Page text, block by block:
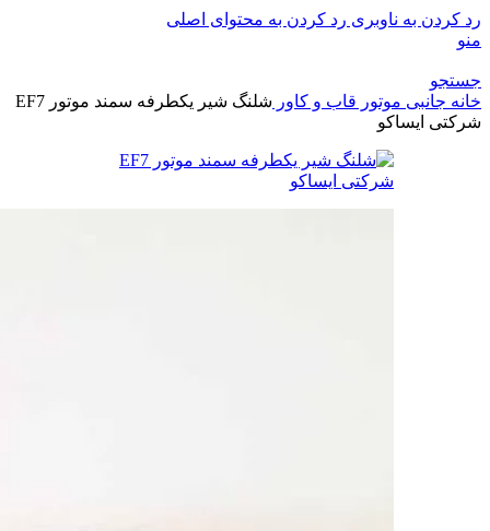
رد کردن به ناوبری رد کردن به محتوای اصلی
منو
جستجو
خانه جانبی موتور قاب و کاور
شلنگ شیر یکطرفه سمند موتور EF7
شرکتی ایساکو